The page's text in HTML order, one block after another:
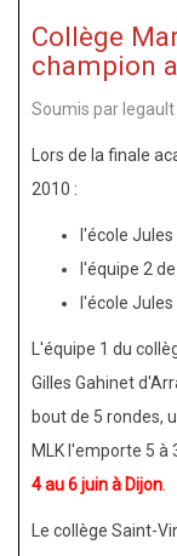
Collège
champion
Soumis par legault
Lors de la finale
2010 :
l'école
l'équipe 2
l'école
L'équipe 1 du
Gilles Gahinet
bout de 5 rondes,
MLK l'emporte 5 à
4 au 6 juin à Dijon
Le collège Saint-